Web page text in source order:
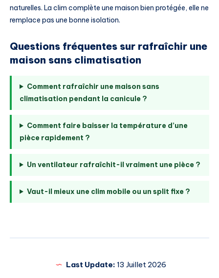
naturelles. La clim complète une maison bien protégée, elle ne
remplace pas une bonne isolation.
Questions fréquentes sur rafraîchir une
maison sans climatisation
Comment rafraîchir une maison sans
climatisation pendant la canicule ?
Comment faire baisser la température d’une
pièce rapidement ?
Un ventilateur rafraîchit-il vraiment une pièce ?
Vaut-il mieux une clim mobile ou un split fixe ?
Last Update: 13 Juillet 2026